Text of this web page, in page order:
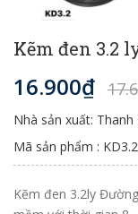
Kẽm đen 3.2
16.900₫
Nhà sản xuất: Thanh
Mã sản phẩm : KD3.2
Kẽm đen 3.2ly